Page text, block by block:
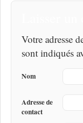
Votre adresse
sont indiqués
Nom
Adresse de
contact